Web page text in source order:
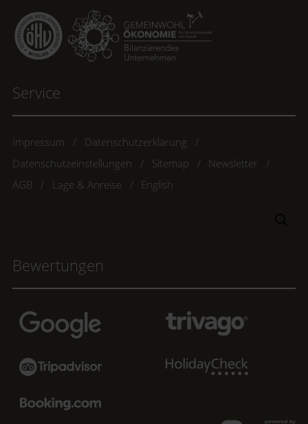
Service
Impressum
Datenschutzerklärung
Datenschutzeinstellungen
Sitemap
Newsletter
AGB
Lage & Anreise English
Bewertungen